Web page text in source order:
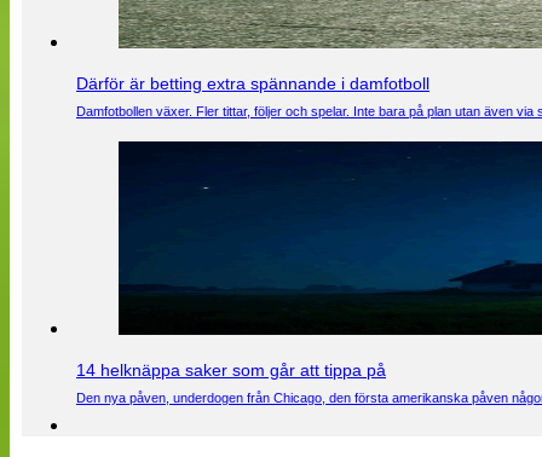
Därför är betting extra spännande i damfotboll
Damfotbollen växer. Fler tittar, följer och spelar. Inte bara på plan utan även
14 helknäppa saker som går att tippa på
Den nya påven, underdogen från Chicago, den första amerikanska påven